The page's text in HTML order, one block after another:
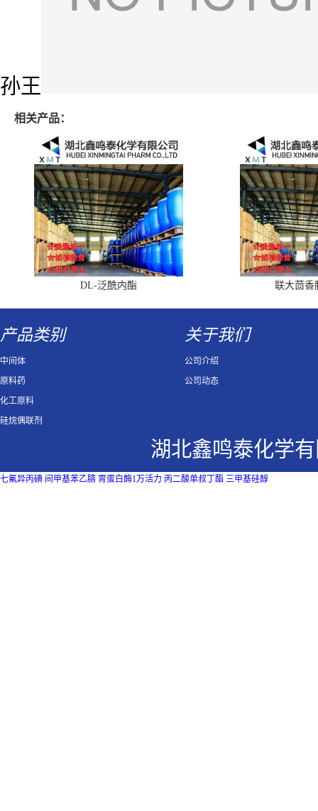
孙王
相关产品：
DL-泛酰内酯 联大茴香
产品类别
中间体
原料药
化工原料
硅烷偶联剂
关于我们
公司介绍
公司动态
湖北鑫鸣泰化学
七氟异丙碘 间甲基苯乙腈 胃蛋白酶1万活力 丙二酸单叔丁酯 三甲基硅醇